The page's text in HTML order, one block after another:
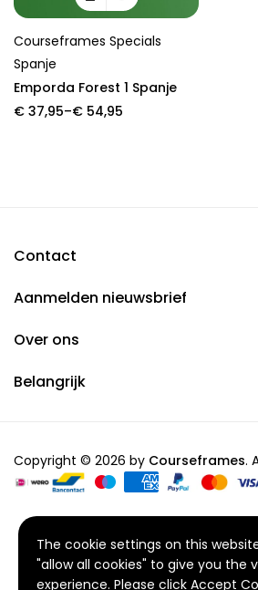
Courseframes Specials
Spanje
Emporda Forest 1 Spanje
€ 37,95–€ 54,95
Price
Contact
Aanmelden nieuwsbrief
Over ons
Belangrijk
Copyright © 2026 by Courseframes.
The cookie settings on this
"allow all cookies" to give you the
experience. Please click Accept